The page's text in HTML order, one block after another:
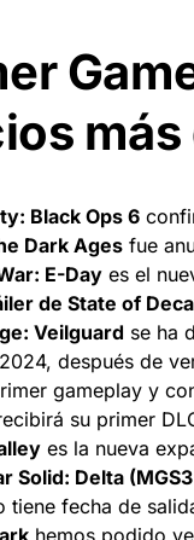
Black Ops 6
Dark Ages fue
E-Day es el
de State of
Veilguard se ha
después de
gameplay y
su primer
es la nueva
Solid: Delta
tiene fecha de